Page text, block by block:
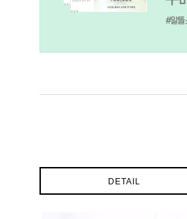
DETAIL